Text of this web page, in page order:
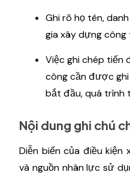
Ghi rõ họ tên,
gia xây dựng công
Việc ghi chép tiến
công cần được
bắt đầu, quá trình
Nội dung ghi chú
Diễn biến của điều
và nguồn nhân lực sử